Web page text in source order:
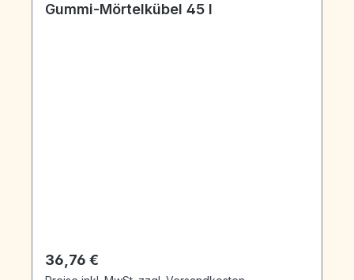
Gummi-Mörtelkübel 45 l
Regulärer Preis:
36,76 €